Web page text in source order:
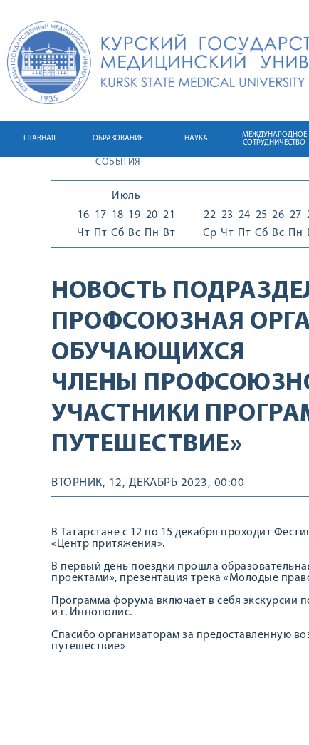
ГЛАВНАЯ ОБРАЗОВАНИЕ НАУКА
МЕЖДУНАРОДНОЕ
СОТРУДНИЧЕСТВО
СОБЫТИЯ
Июль
16
Чт
17
Пт
18
Сб
19
Вс
20
Пн
21
Вт
22
Ср
23
Чт
24
Пт
25
Сб
26
Вс
27
Пн
НОВОСТЬ
ПРОФСОЮЗНАЯ
ОБУЧАЮЩИХСЯ
ЧЛЕНЫ
УЧАСТНИКИ
ПУТЕШЕСТВИЕ»
ВТОРНИК, 12, ДЕКАБРЬ 2023, 00:00
В Татарстане с 12 по 15 декабря проходит
«Центр притяжения».
В первый день поездки прошла
проектами», презентация трека «Молодые
Программа форума включает в себя экскурсии
и г. Иннополис.
Спасибо организаторам за предоставленную
путешествие»